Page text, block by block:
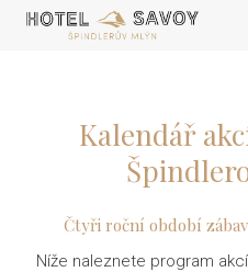
Kalendář
Čtyři roční období
Níže naleznete program